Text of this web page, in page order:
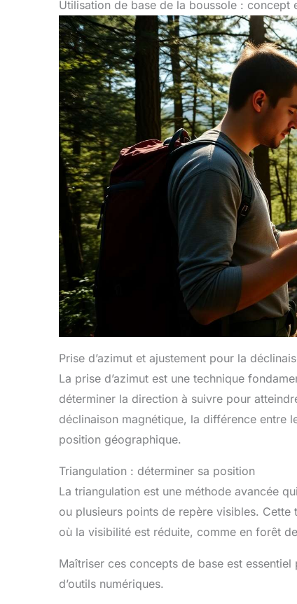
Utilisation de base de la boussole : concept
Prise d’azimut et ajustement pour la
La prise d’azimut est une technique
déterminer la direction à suivre pour
déclinaison magnétique, la différence entre
position géographique.
Triangulation : déterminer sa position
La triangulation est une méthode avancée
ou plusieurs points de repère visibles.
où la visibilité est réduite, comme en forêt
Maîtriser ces concepts de base est
d’outils numériques.